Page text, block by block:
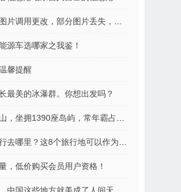
源车选哪家之我鉴！
馨提醒
最美的冰瀑群。你想出发吗？
，低价购买会员用户资格！